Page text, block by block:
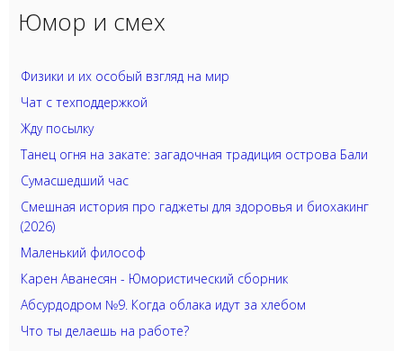
Юмор и смех
Физики и их особый взгляд на мир
Чат с техподдержкой
Жду посылку
Танец огня на закате: загадочная традиция острова Бали
Сумасшедший час
Смешная история про гаджеты для здоровья и биохакинг
(2026)
Маленький философ
Карен Аванесян - Юмористический сборник
Абсурдодром №9. Когда облака идут за хлебом
Что ты делаешь на работе?